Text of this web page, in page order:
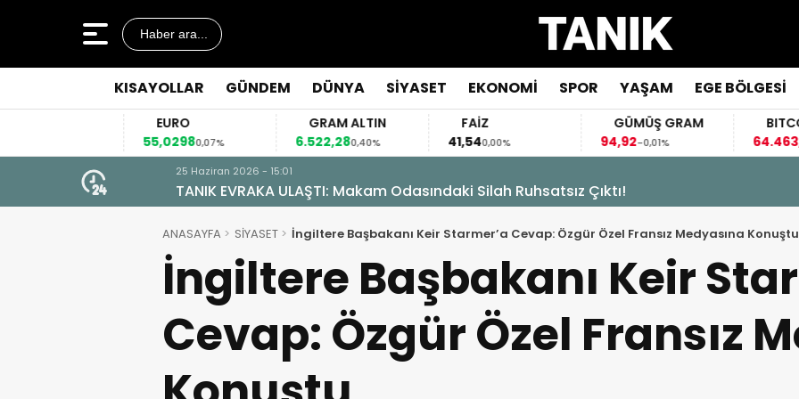
Haber ara...
KISAYOLLAR GÜNDEM DÜNYA SİYASET EKONOMİ SPOR YAŞAM EGE BÖLGESİ
0,07%
GRAM ALTIN
6.522,280,40% 0,00%
GÜMÜŞ GRAM
-0,01%
64.463,00-
25 Haziran 2026 - 15:01
TANIK EVRAKA ULAŞTI: Makam Odasındaki Silah Ruhsatsız Çıktı!
ANASAYFA SİYASET İngiltere Başbakanı Keir Starmer’a Cevap: Özgür Özel Fransız Medyasına Konuştu
İngiltere Başbakanı Keir
Cevap: Özgür Özel Fransız